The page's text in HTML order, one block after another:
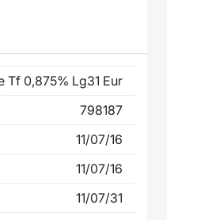
Tf 0,875% Lg31 Eur
798187
11/07/16
11/07/16
11/07/31